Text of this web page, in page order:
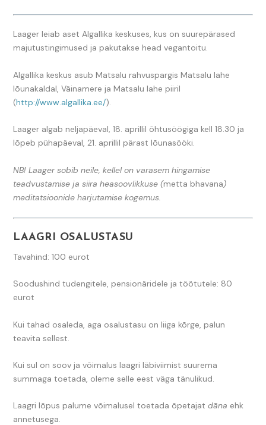
Laager leiab aset Algallika keskuses, kus on suurepärased
majutustingimused ja pakutakse head vegantoitu.
Algallika keskus asub Matsalu rahvuspargis Matsalu lahe
lõunakaldal, Väinamere ja Matsalu lahe piiril
(http://www.algallika.ee/).
Laager algab neljapäeval, 18. aprillil õhtusöögiga kell 18.30 ja
lõpeb pühapäeval, 21. aprillil pärast lõunasööki.
NB! Laager sobib neile, kellel on varasem hingamise
teadvustamise ja siira heasoovlikkuse (metta bhavana)
meditatsioonide harjutamise kogemus.
LAAGRI OSALUSTASU
Tavahind: 100 eurot
Soodushind tudengitele, pensionäridele ja töötutele: 80
eurot
Kui tahad osaleda, aga osalustasu on liiga kõrge, palun
teavita sellest.
Kui sul on soov ja võimalus laagri läbiviimist suurema
summaga toetada, oleme selle eest väga tänulikud.
Laagri lõpus palume võimalusel toetada õpetajatdāna ehk
annetusega.